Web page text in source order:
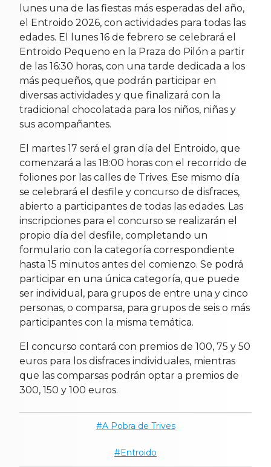
lunes una de las fiestas más esperadas del año,
el Entroido 2026, con actividades para todas las
edades. El lunes 16 de febrero se celebrará el
Entroido Pequeno en la Praza do Pilón a partir
de las 16:30 horas, con una tarde dedicada a los
más pequeños, que podrán participar en
diversas actividades y que finalizará con la
tradicional chocolatada para los niños, niñas y
sus acompañantes.
El martes 17 será el gran día del Entroido, que
comenzará a las 18:00 horas con el recorrido de
foliones por las calles de Trives. Ese mismo día
se celebrará el desfile y concurso de disfraces,
abierto a participantes de todas las edades. Las
inscripciones para el concurso se realizarán el
propio día del desfile, completando un
formulario con la categoría correspondiente
hasta 15 minutos antes del comienzo. Se podrá
participar en una única categoría, que puede
ser individual, para grupos de entre una y cinco
personas, o comparsa, para grupos de seis o más
participantes con la misma temática.
El concurso contará con premios de 100, 75 y 50
euros para los disfraces individuales, mientras
que las comparsas podrán optar a premios de
300, 150 y 100 euros.
A Pobra de Trives
Entroido